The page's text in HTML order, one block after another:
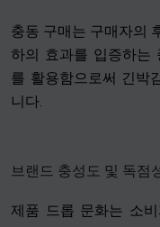
충동 구매는 구매자의
하의 효과를 입증하는
를 활용함으로써 긴박
니다.
브랜드 충성도 및 독점
제품 드롭 문화는 소